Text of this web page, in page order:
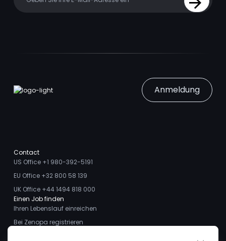
Sign Up
Anmeldung
Contact
US Office +1 980-392-5191
EU Office +32 800 58 139
UK Office +44 1494 818 000
Einen Job finden
Ihren Lebenslauf einreichen
Bei Zenopa registrieren